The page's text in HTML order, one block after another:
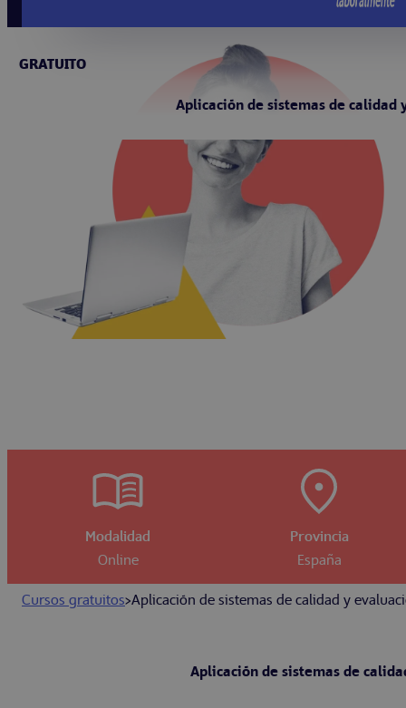
GRATUITO
Aplicación de sistemas de
Modalidad
Online
Provincia
España
Cursos gratuitos>Aplicación de sistemas de calidad y
Aplicación de sistemas de